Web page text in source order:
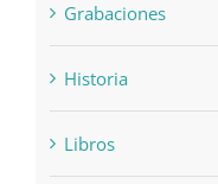
Grabaciones
Historia
Libros